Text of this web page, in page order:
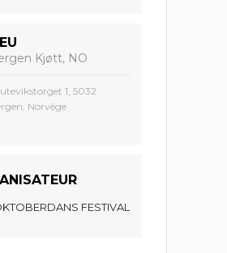
Kjøtt, NO
1, 5032
Norvège
FESTIVAL